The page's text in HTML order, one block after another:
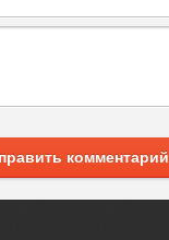
комментарий